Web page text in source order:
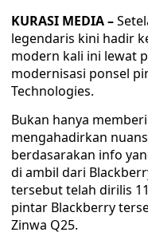
KURASI MEDIA –
legendaris kini hadir
modern kali ini lewat
modernisasi ponsel
Technologies.
Bukan hanya
mengahadirkan
berdasarakan info
di ambil dari
tersebut telah dirilis
pintar Blackberry
Zinwa Q25.